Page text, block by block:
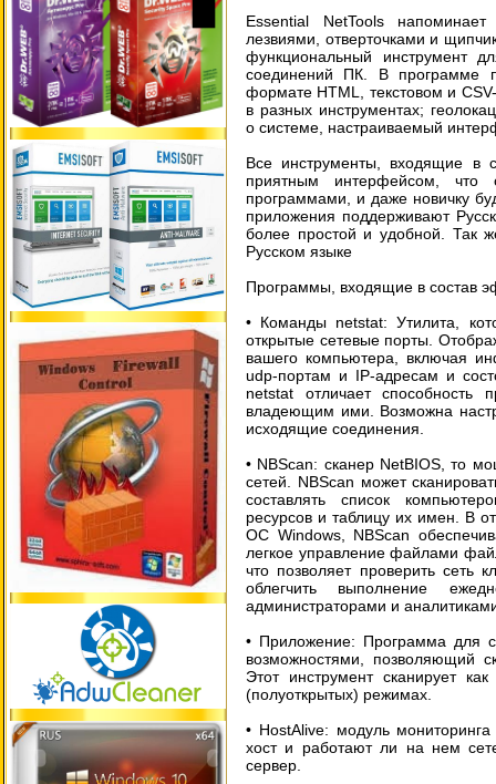
Essential NetTools
лезвиями, отверточками и
функциональный инструмент
соединений ПК. В программе
формате HTML, текстовом и
в разных инструментах;
о системе, настраиваемый
Все инструменты, входящие в
приятным интерфейсом, что
программами, и даже новичку
приложения поддерживают
более простой и удобной. Так
Русском языке
Программы, входящие в состав
• Команды netstat: Утилита,
открытые сетевые порты.
вашего компьютера, включая
udp-портам и IP-адресам и
netstat отличает способность
владеющим ими. Возможна
исходящие соединения.
• NBScan: сканер NetBIOS, то
сетей. NBScan может
составлять список
ресурсов и таблицу их имен. В
ОС Windows, NBScan
легкое управление файлами
что позволяет проверить
облегчить выполнение
администраторами и
• Приложение: Программа для
возможностями, позволяющий
Этот инструмент сканирует
(полуоткрытых) режимах.
• HostAlive: модуль
хост и работают ли на нем
сервер.